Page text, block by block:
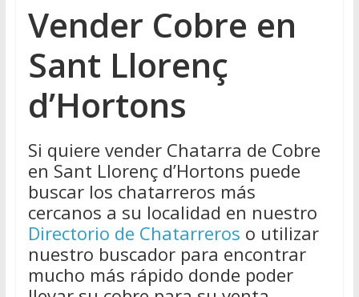
Vender Cobre en
Sant Llorenç
d’Hortons
Si quiere vender Chatarra de Cobre
en Sant Llorenç d’Hortons puede
buscar los chatarreros más
cercanos a su localidad en nuestro
Directorio de Chatarreros o utilizar
nuestro buscador para encontrar
mucho más rápido donde poder